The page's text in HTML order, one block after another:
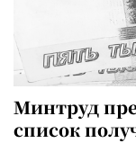
Минтруд
список